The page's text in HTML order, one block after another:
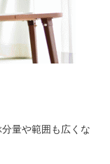
量や範囲も広くな